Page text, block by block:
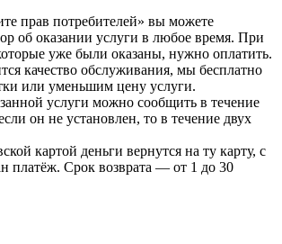
прав потребителей» вы можете
об оказании услуги в любое время. При
уже были оказаны, нужно оплатить.
качество обслуживания, мы бесплатно
или уменьшим цену услуги.
услуги можно сообщить в течение
он не установлен, то в течение двух
картой деньги вернутся на ту карту, с
платёж. Срок возврата — от 1 до 30